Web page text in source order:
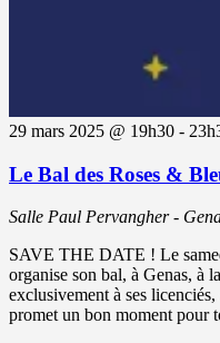
29 mars 2025 @ 19h30 -
Le Bal des Roses &
Salle Paul Pervangher -
SAVE THE DATE ! Le
organise son bal, à Genas, à
exclusivement à ses
promet un bon moment pour